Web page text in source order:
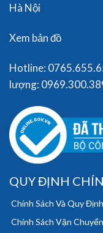
Hà Nội
Xem bản đồ
Hotline:
lượng:
QUY ĐỊNH
Chính Sách Và Quy
Chính Sách Vận Chuyển